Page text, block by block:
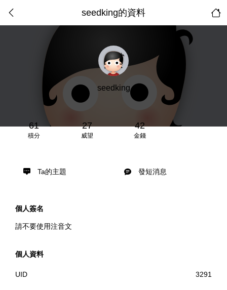
seedking的資料
seedking
61
積分
27
威望
42
金錢
Ta的主題 發短消息
個人簽名
請不要使用注音文
個人資料
UID 3291